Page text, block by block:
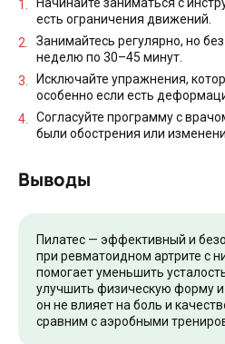
есть ограничения движений.
Занимайтесь регулярно, но
неделю по 30–45 минут.
Исключайте упражнения,
особенно если есть
Согласуйте программу с
были обострения или
Выводы
Пилатес — эффективный и
при ревматоидном артрите с
помогает уменьшить
улучшить физическую форму
он не влияет на боль и
сравним с аэробными